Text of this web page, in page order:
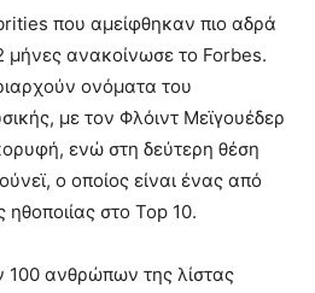
που αμείφθηκαν πιο αδρά
μήνες ανακοίνωσε το Forbes.
ονόματα του
με τον Φλόιντ Μεϊγουέδερ
ενώ στη δεύτερη θέση
ο οποίος είναι ένας από
στο Top 10.
ανθρώπων της λίστας